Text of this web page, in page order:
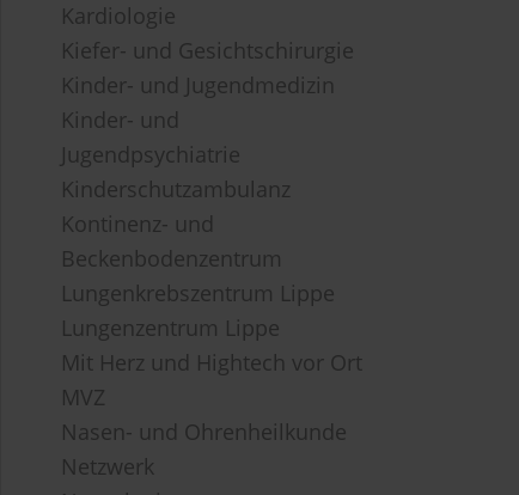
Kardiologie
Kiefer- und Gesichtschirurgie
Kinder- und Jugendmedizin
Kinder- und
Jugendpsychiatrie
Kinderschutzambulanz
Kontinenz- und
Beckenbodenzentrum
Lungenkrebszentrum Lippe
Lungenzentrum Lippe
Mit Herz und Hightech vor Ort
MVZ
Nasen- und Ohrenheilkunde
Netzwerk